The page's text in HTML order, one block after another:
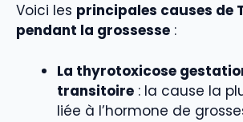
Voici les principales causes de
pendant la grossesse :
La thyrotoxicose
transitoire : la cause la
liée à l’hormone de